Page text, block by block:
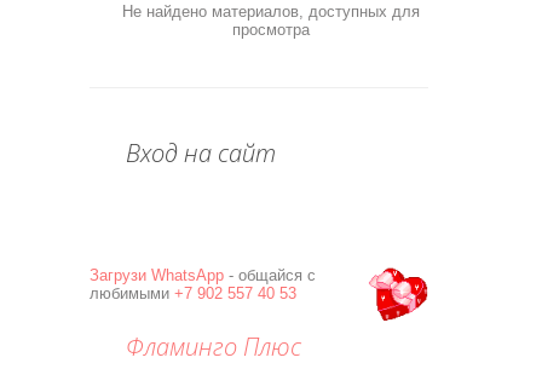
Не найдено материалов, доступных для
просмотра
Вход на сайт
Загрузи WhatsApp - общайся с
любимыми +7 902 557 40 53
Фламинго Плюс